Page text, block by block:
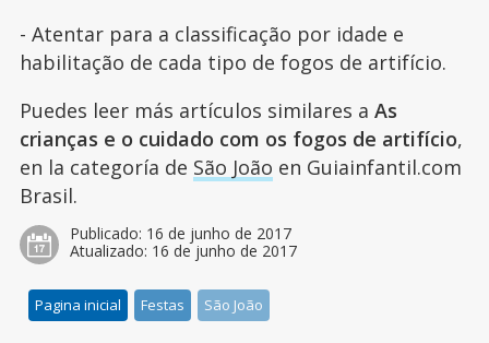
- Atentar para a classificação por idade e
habilitação de cada tipo de fogos de artifício.
Puedes leer más artículos similares a As
crianças e o cuidado com os fogos de artifício,
en la categoría de São João en Guiainfantil.com
Brasil.
Publicado: 16 de junho de 2017
Atualizado: 16 de junho de 2017
Pagina inicial Festas São João